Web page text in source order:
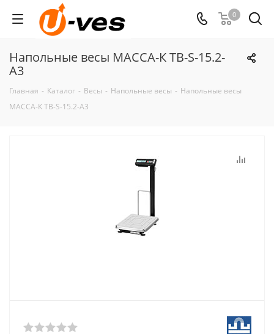
0
Напольные весы МАССА-К ТВ-S-15.2-
А3
Главная - Каталог - Весы - Напольные весы - Напольные весы
МАССА-К ТВ-S-15.2-А3